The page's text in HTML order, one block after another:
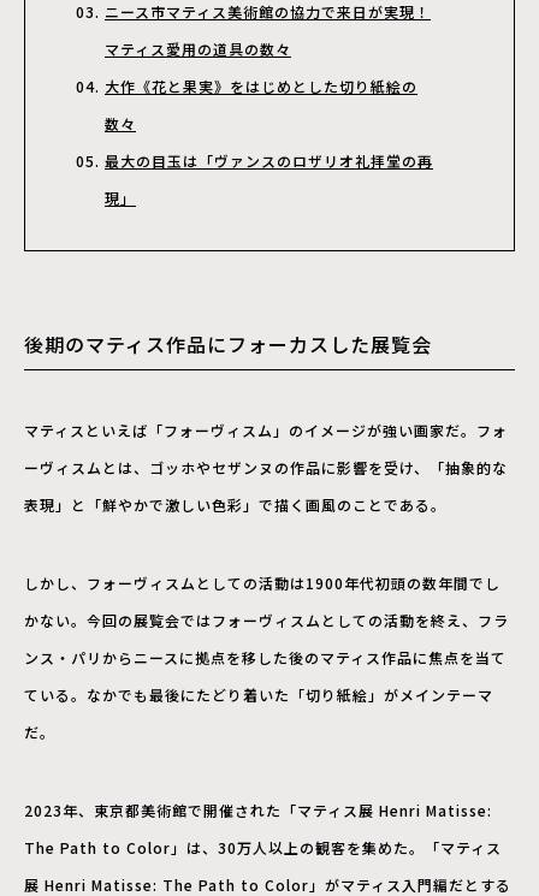
ニース市マティス美術館の協力で来日が実現！
マティス愛用の道具の数々
大作《花と果実》をはじめとした切り紙絵の
数々
最大の目玉は「ヴァンスのロザリオ礼拝堂の再
現」
後期のマティス作品にフォーカスした展覧会
マティスといえば「フォーヴィスム」のイメージが強い画家だ。フォ
ーヴィスムとは、ゴッホやセザンヌの作品に影響を受け、「抽象的な
表現」と「鮮やかで激しい色彩」で描く画風のことである。
しかし、フォーヴィスムとしての活動は1900年代初頭の数年間でし
かない。今回の展覧会ではフォーヴィスムとしての活動を終え、フラ
ンス・パリからニースに拠点を移した後のマティス作品に焦点を当て
ている。なかでも最後にたどり着いた「切り紙絵」がメインテーマ
だ。
2023年、東京都美術館で開催された「マティス展 Henri Matisse:
The Path to Color」は、30万人以上の観客を集めた。「マティス
展 Henri Matisse: The Path to Color」がマティス入門編だとする